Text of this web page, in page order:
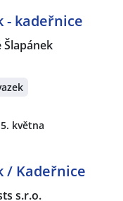
- kadeřnice
Šlapánek
května
/ Kadeřnice
s.r.o.